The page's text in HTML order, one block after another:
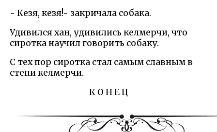
- Кезя, кезя!- закричала собака.
Удивился хан, удивились келмерчи, что
сиротка научил говорить собаку.
С тех пор сиротка стал самым славным в
степи келмерчи.
К О Н Е Ц